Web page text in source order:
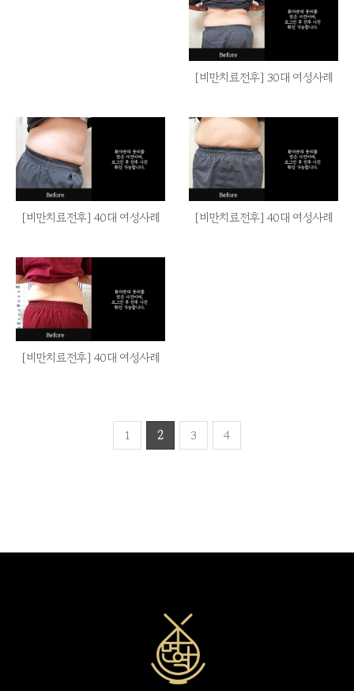
[비만치료전후] 30대 여성사례
[비만치료전후] 40대 여성사례 [비만치료전후] 40대 여성사례
[비만치료전후] 40대 여성사례
1 2 3 4